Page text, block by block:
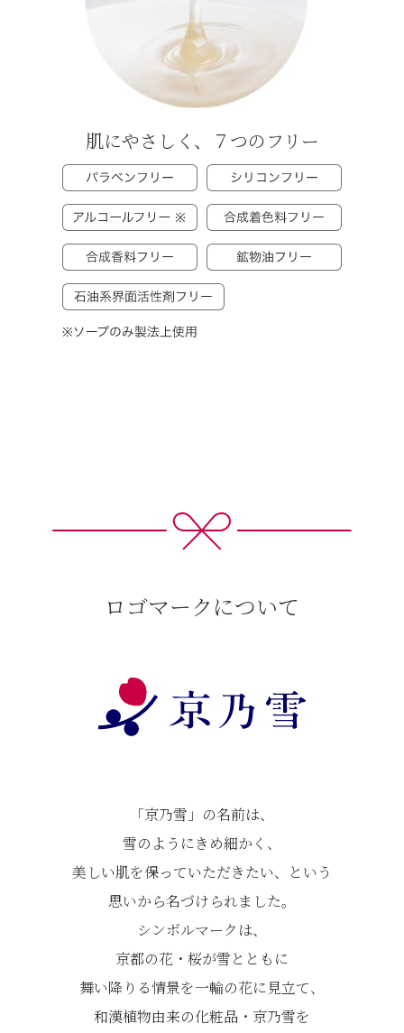
肌にやさしく、７つのフリー
ロゴマークについて
「京乃雪」の名前は、
雪のようにきめ細かく、
美しい肌を保っていただきたい、という
思いから名づけられました。
シンボルマークは、
京都の花・桜が雪とともに
舞い降りる情景を一輪の花に見立て、
和漢植物由来の化粧品・京乃雪を